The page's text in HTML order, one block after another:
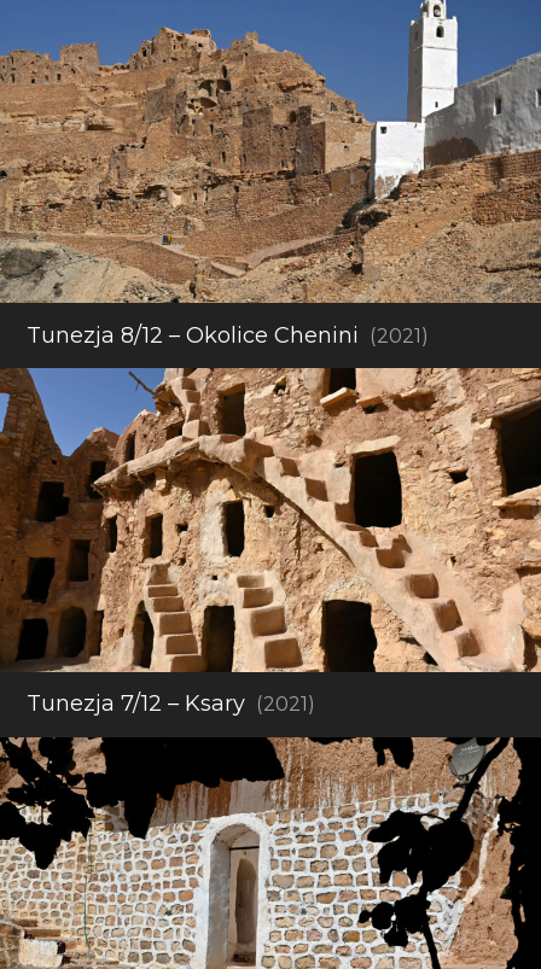
Tunezja 8/12 – Okolice Chenini (2021)
Tunezja 7/12 – Ksary (2021)